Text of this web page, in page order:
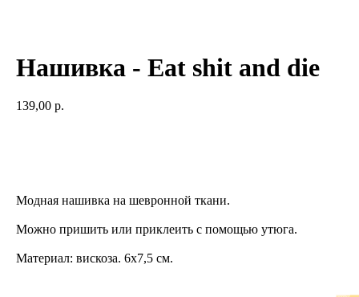
Нашивка - Eat shit and die
139,00 р.
Модная нашивка на шевронной ткани.
Можно пришить или приклеить с помощью утюга.
Материал: вискоза. 6х7,5 см.